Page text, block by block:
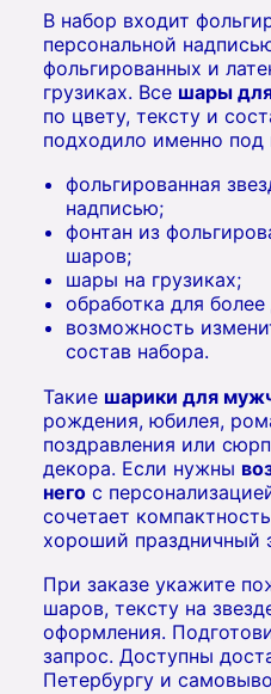
В набор входит
персональной
фольгированных и
грузиках. Все шары
по цвету, тексту и
подходило именно под
фольгированная
надписью;
фонтан из
шаров;
шары на грузиках;
обработка для
возможность
состав набора.
Такие шарики для
рождения, юбилея,
поздравления или
декора. Если нужны
него с
сочетает
хороший праздничный
При заказе укажите
шаров, тексту на
оформления.
запрос. Доступны
Петербургу и